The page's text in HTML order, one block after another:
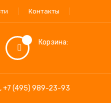
Контакты
Корзина:
,+7 (495) 989-23-93